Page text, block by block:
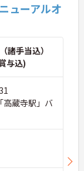
ューアルオ
諸手当込）
与込)
高蔵寺駅」バ